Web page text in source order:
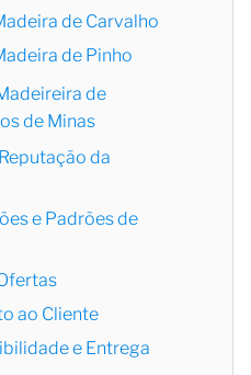
de Carvalho
de Pinho
de
de Minas
da
e Padrões de
ao Cliente
e Entrega